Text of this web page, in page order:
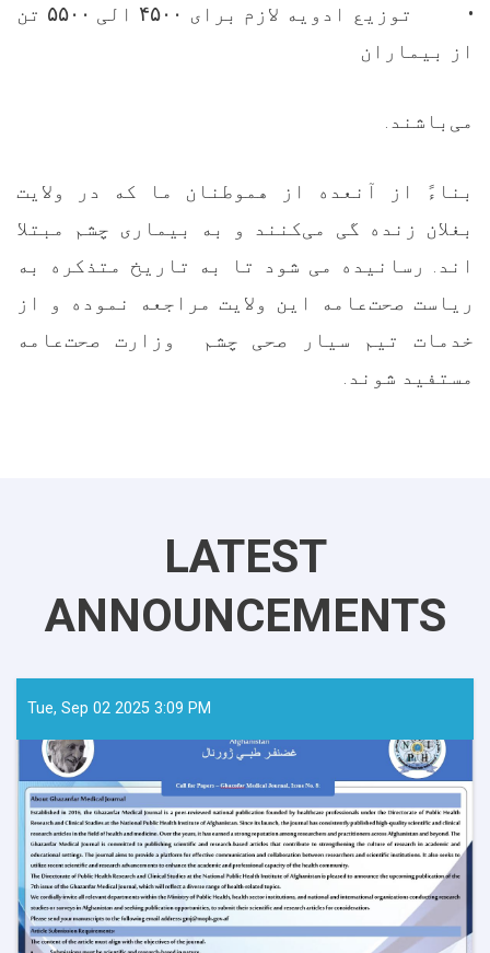
• توزیع ادویه لازم برای ۴۵۰۰ الی ۵۵۰۰ تن
از بیماران
می‌باشند.
بناءً از آنعده از هموطنان ما که در ولایت
بغلان زنده گی می‌کنند و به بیماری چشم مبتلا
اند. رسانیده می شود تا به تاریخ متذکره به
ریاست صحت‌عامه این ولایت مراجعه نموده و از
خدمات تیم سیار صحی چشم وزارت صحت‌عامه
مستفید شوند.
LATEST
ANNOUNCEMENTS
Tue, Sep 02 2025 3:09 PM